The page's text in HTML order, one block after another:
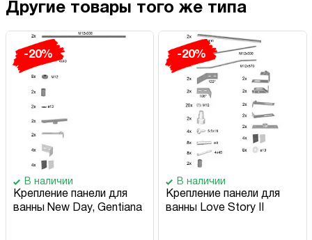
Другие товары того же типа
-20%
В наличии
Крепление панели для
ванны New Day, Gentiana
-20%
В наличии
Крепление панели для
ванны Love Story II